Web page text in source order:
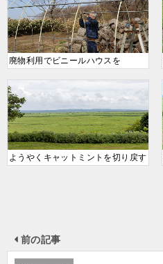
廃物利用でビニールハウスを
ようやくキャットミントを切り戻す
前の記事